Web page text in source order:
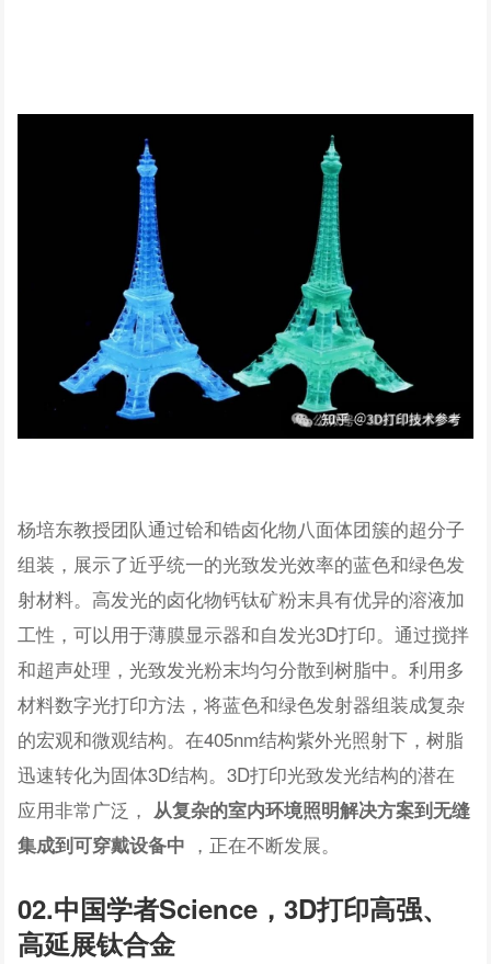
杨培东教授团队通过铪和锆卤化物八面体团簇的超分子
组装，展示了近乎统一的光致发光效率的蓝色和绿色发
射材料。高发光的卤化物钙钛矿粉末具有优异的溶液加
工性，可以用于薄膜显示器和自发光3D打印。通过搅拌
和超声处理，光致发光粉末均匀分散到树脂中。利用多
材料数字光打印方法，将蓝色和绿色发射器组装成复杂
的宏观和微观结构。在405nm结构紫外光照射下，树脂
迅速转化为固体3D结构。3D打印光致发光结构的潜在
应用非常广泛， 从复杂的室内环境照明解决方案到无缝
集成到可穿戴设备中 ，正在不断发展。
02.中国学者Science，3D打印高强、
高延展钛合金